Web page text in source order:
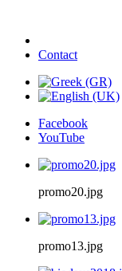
Contact
Facebook
YouTube
promo20.jpg
promo13.jpg